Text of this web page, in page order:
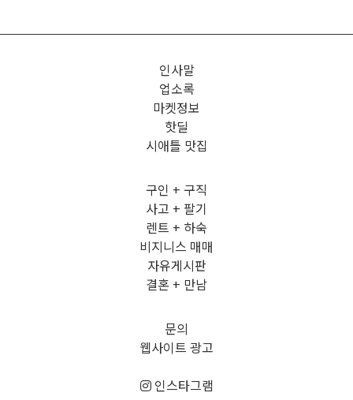
인사말
업소록
마켓정보
핫딜
시애틀 맛집
구인 + 구직
사고 + 팔기
렌트 + 하숙
비지니스 매매
자유게시판
결혼 + 만남
문의
웹사이트 광고
인스타그램